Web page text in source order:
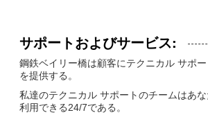
サポートおよびサービス:
鋼鉄ベイリー橋は顧客にテクニカル サポ
を提供する。
私達のテクニカル サポートのチームはあ
利用できる24/7である。